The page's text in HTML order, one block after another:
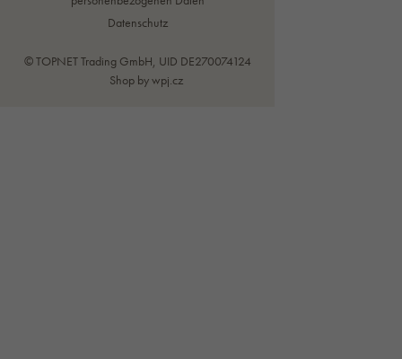
© TOPNET Trading GmbH, UID DE270074124
Datenschutz
Shop bywpj.cz